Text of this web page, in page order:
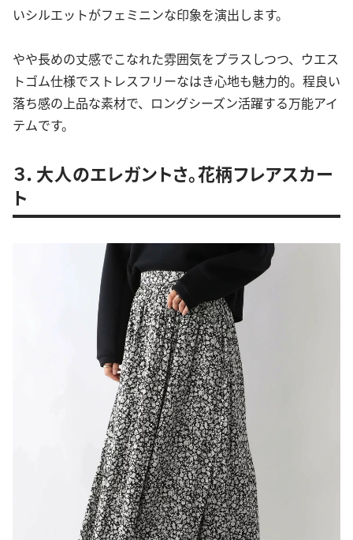
いシルエットがフェミニンな印象を演出します。
やや長めの丈感でこなれた雰囲気をプラスしつつ、ウエス
トゴム仕様でストレスフリーなはき心地も魅力的。程良い
落ち感の上品な素材で、ロングシーズン活躍する万能アイ
テムです。
３．大人のエレガントさ。花柄フレアスカー
ト